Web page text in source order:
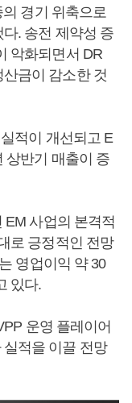
경기 위축으로
. 송전 제약성 증
악화되면서 DR
금이 감소한 것
적이 개선되고 E
상반기 매출이 증
EM 사업의 본격적
로 긍정적인 전망
영업이익 약 30
있다.
운영 플레이어
적을 이끌 전망